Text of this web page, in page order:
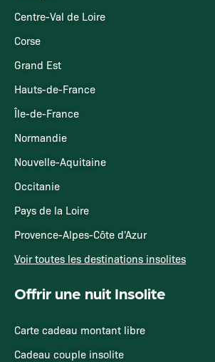
Centre-Val de Loire
Corse
Grand Est
Hauts-de-France
Île-de-France
Normandie
Nouvelle-Aquitaine
Occitanie
Pays de la Loire
Provence-Alpes-Côte d'Azur
Voir toutes les destinations insolites
Offrir une nuit Insolite
Carte cadeau montant libre
Cadeau couple insolite